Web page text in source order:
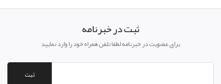
ثبت در خبرنامه
برای عضویت در خبرنامه لطفا تلفن همراه خود را وارد نمایید
ثبت